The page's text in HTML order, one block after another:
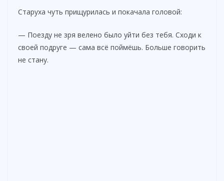
i
d
Старуха чуть прищурилась и покачала головой:
— Поезду не зря велено было уйти без тебя. Сходи к
своей подруге — сама всё поймёшь. Больше говорить
не стану.